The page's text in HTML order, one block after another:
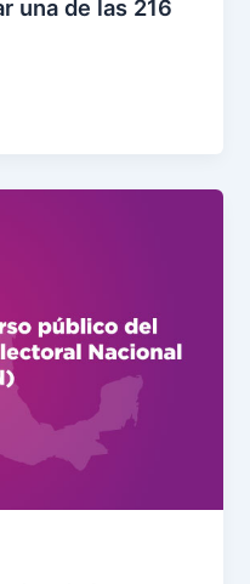
una de las 216